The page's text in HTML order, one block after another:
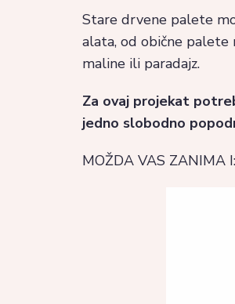
Stare drvene palete
alata, od obične
maline ili paradajz.
Za ovaj projekat
jedno slobodno
MOŽDA VAS ZANIMA I: